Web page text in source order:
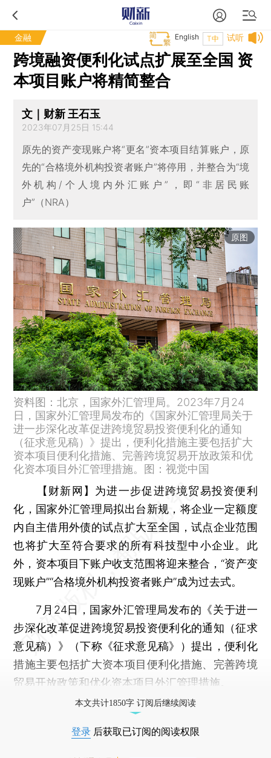
金融 试听
T中
English
跨境融资便利化试点扩展至全国 资
本项目账户将精简整合
文｜财新 王石玉
2023年07月25日 15:44
原先的资产变现账户将“更名”资本项目结算账户，原
先的“合格境外机构投资者账户”将停用，并整合为“境
外机构/个人境内外汇账户”，即“非居民账
户”（NRA）
原图
资料图：北京，国家外汇管理局。2023年7月24
日，国家外汇管理局发布的《国家外汇管理局关于
进一步深化改革促进跨境贸易投资便利化的通知
（征求意见稿）》提出，便利化措施主要包括扩大
资本项目便利化措施、完善跨境贸易开放政策和优
化资本项目外汇管理措施。图：视觉中国
【财新网】 为进一步促进跨境贸易投资便利
化，国家外汇管理局拟出台新规，将企业一定额度
内自主借用外债的试点扩大至全国，试点企业范围
也将扩大至符合要求的所有科技型中小企业。此
外，资本项目下账户收支范围将迎来整合，“资产变
现账户”“合格境外机构投资者账户”成为过去式。
7月24日，国家外汇管理局发布的《关于进一
步深化改革促进跨境贸易投资便利化的通知（征求
意见稿）》（下称《征求意见稿》）提出，便利化
措施主要包括扩大资本项目便利化措施、完善跨境
贸易开放政策和优化资本项目外汇管理措施。
本文共计1850字 订阅后继续阅读
登录 后获取已订阅的阅读权限